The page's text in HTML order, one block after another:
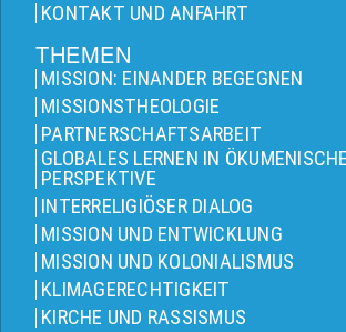
KONTAKT UND ANFAHRT
THEMEN
MISSION: EINANDER BEGEGNEN
MISSIONSTHEOLOGIE
PARTNERSCHAFTSARBEIT
GLOBALES LERNEN IN
PERSPEKTIVE
INTERRELIGIÖSER DIALOG
MISSION UND ENTWICKLUNG
MISSION UND KOLONIALISMUS
KLIMAGERECHTIGKEIT
KIRCHE UND RASSISMUS